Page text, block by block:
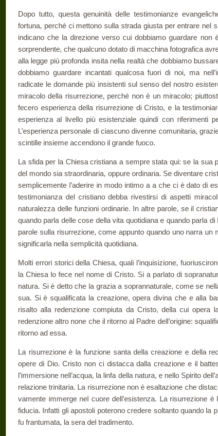
Dopo tutto, questa genuinità delle testimonianze
fortuna, perché ci mettono sulla strada giusta per entrare nel
in­dicano che la direzione verso cui dobbiamo guardare
sorprendente, che qualcuno dotato di macchina fotografica
alla legge più profonda insita nella realtà che dobbiamo
dobbiamo guardare incantati qualcosa fuori di noi, ma
radicate le do­mande più insistenti sul senso del nostro
miracolo della risurrezione, perché non è un mira­colo;
fecero esperienza della risurrezione di Cristo, e la
esperienza al livello più esistenziale quindi con riferimenti
L’esperienza personale di cia­scuno divenne comunitaria,
scintille insieme accendono il grande fuoco.
La sfida per la Chiesa cristiana a sempre stata qui: se la sua
del mondo sia straordinaria, oppure ordinaria. Se diventare
sem­plicemente l’aderire in modo intimo a a che ci è dato di
testimonianza del cristiano debba rivestirsi di aspetti
naturalezza delle funzioni ordinarie. In altre parole, se il
quando parla delle cose della vita quotidiana e quando parla
parole sulla ri­surrezione, come appunto quando uno narra un
significarla nella semplicità quotidiana.
Molti errori storici della Chiesa, quali l’inquisizione,
la Chiesa lo fece nel nome di Cristo. Si a parlato di
natura. Si è detto che la grazia a soprannaturale, come se
sua. Si è squalificata la creazione, opera divina che e alla
risalto alla redenzione compiuta da Cristo, della cui opera
redenzione altro none che il ritorno al Padre dell’origine:
ritorno ad essa.
La risurrezione è la funzione santa della creazione e della
opere di Dio. Cristo non ci di­stacca dalla creazione e il
l’immersione nell’acqua, la linfa della natura, e nello Spirito
relazione trinitaria. La risurre­zione non è esaltazione che
vamente immerge nel cuore dell’esistenza. La risurrezione è
fiducia. Infatti gli apostoli poterono credere soltanto quando la
fu frantumata, la sera del tradimento.